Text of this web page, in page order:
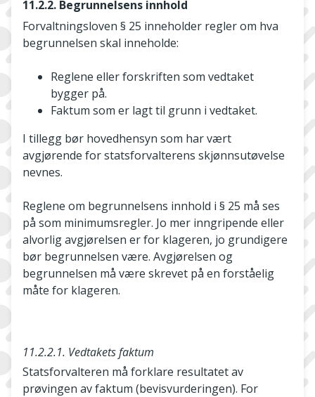
11.2.2. Begrunnelsens innhold
Forvaltningsloven § 25 inneholder regler om hva
begrunnelsen skal inneholde:
Reglene eller forskriften som vedtaket
bygger på.
Faktum som er lagt til grunn i vedtaket.
I tillegg bør hovedhensyn som har vært
avgjørende for statsforvalterens skjønnsutøvelse
nevnes.
Reglene om begrunnelsens innhold i § 25 må ses
på som minimumsregler. Jo mer inngripende eller
alvorlig avgjørelsen er for klageren, jo grundigere
bør begrunnelsen være. Avgjørelsen og
begrunnelsen må være skrevet på en forståelig
måte for klageren.
11.2.2.1. Vedtakets faktum
Statsforvalteren må forklare resultatet av
prøvingen av faktum (bevisvurderingen). For